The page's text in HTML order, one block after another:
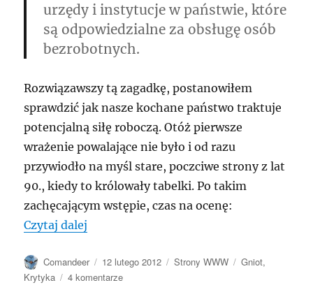
urzędy i instytucje w państwie, które
są odpowiedzialne za obsługę osób
bezrobotnych.
Rozwiązawszy tą zagadkę, postanowiłem
sprawdzić jak nasze kochane państwo traktuje
potencjalną siłę roboczą. Otóż pierwsze
wrażenie powalające nie było i od razu
przywiodło na myśl stare, poczciwe strony z lat
90., kiedy to królowały tabelki. Po takim
zachęcającym wstępie, czas na ocenę:
Czytaj dalej
Autor
Comandeer
Data
publikacji
12 lutego 2012 Kategorie
Strony WWW Tagi
Gniot,
Krytyka
4 komentarzedo